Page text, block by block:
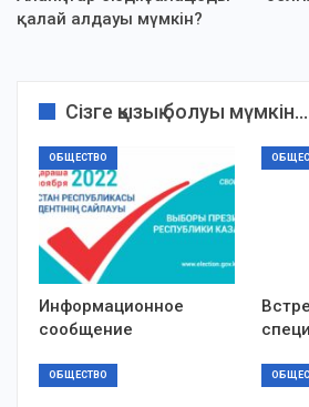
қалай алдауы мүмкін?
Сізге қызық болуы мүмкін...
ОБЩЕСТВО
Информационное
сообщение
ОБЩЕСТВО